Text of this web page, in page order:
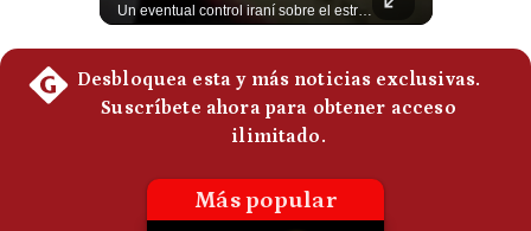
Un eventual control iraní sobre el estrecho de Ormuz cambiaría radicalmente el equilibrio de poder, así lo explicó el analista Roberto Heimovits. Además, explicó que países como Arabia Saudita, Qatar, Emiratos Árabes Unidos, Irak y Kuwait dependen de esa ruta para exportar petróleo, gas y fertilizantes. #Geopolitica #Irán #EstrechoDeOrmuz #Petroleo #NoticiasInternacionales #RobertoHeimovits #Shorts 👉 Suscríbete y activa la campana para no perderte nuestro análisis diario. 🌎 Síguenos en nuestras redes sociales: 📌 Web oficial: https://gestion.pe/mundo/ 📌 LinkedIn: http://bit.ly/3HYIET0 📌 X (Twitter): http://bit.ly/4noZtX9 📌 TikTok: http://bit.ly/4evB6TO